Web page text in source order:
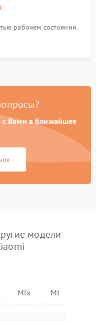
рабочем состоянии.
с Вами в ближайшее
модели
Mix MI